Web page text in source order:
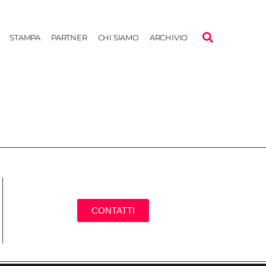
STAMPA PARTNER CHI SIAMO ARCHIVIO
CONTATTI